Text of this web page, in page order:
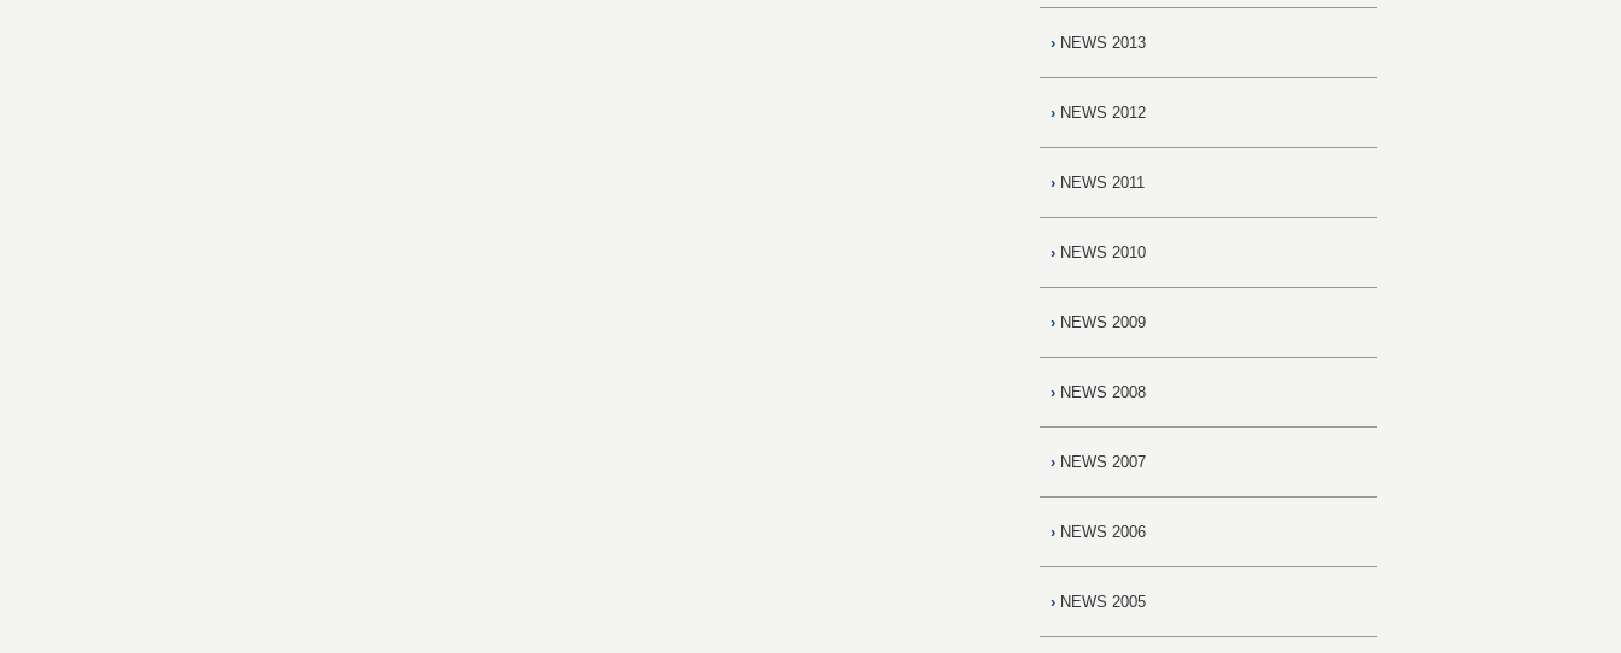
› NEWS 2013
› NEWS 2012
› NEWS 2011
› NEWS 2010
› NEWS 2009
› NEWS 2008
› NEWS 2007
› NEWS 2006
› NEWS 2005